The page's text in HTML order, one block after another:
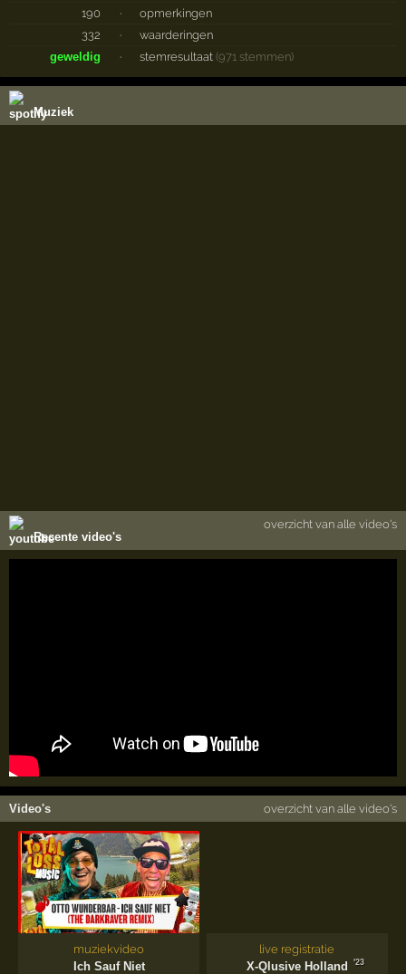
190
·
opmerkingen
332
·
waarderingen
geweldig
· stemresultaat (971 stemmen)
Muziek
Recente video's
overzicht van alle video's
Video's overzicht van alle video's
muziekvideo
Ich Sauf Niet
live registratie
X-Qlusive Holland
'23